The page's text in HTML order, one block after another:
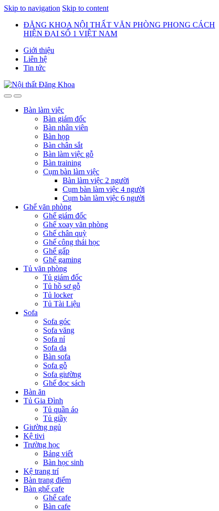
Skip to navigation Skip to content
ĐĂNG KHOA NỘI THẤT VĂN PHÒNG PHONG CÁCH
HIỆN ĐẠI SỐ 1 VIỆT NAM
Giới thiệu
Liên hệ
Tin tức
Bàn làm việc
Bàn giám đốc
Bàn nhân viên
Bàn họp
Bàn chân sắt
Bàn làm việc gỗ
Bàn training
Cụm bàn làm việc
Bàn làm việc 2 người
Cụm bàn làm việc 4 người
Cụm bàn làm việc 6 người
Ghế văn phòng
Ghế giám đốc
Ghế xoay văn phòng
Ghế chân quỳ
Ghế công thái học
Ghế gấp
Ghế gaming
Tủ văn phòng
Tủ giám đốc
Tủ hồ sơ gỗ
Tủ locker
Tủ Tài Liệu
Sofa
Sofa góc
Sofa văng
Sofa nỉ
Sofa da
Bàn sofa
Sofa gỗ
Sofa giường
Ghế đọc sách
Bàn ăn
Tủ Gia Đình
Tủ quần áo
Tủ giầy
Giường ngủ
Kệ tivi
Trường học
Bảng viết
Bàn học sinh
Kệ trang trí
Bàn trang điểm
Bàn ghế cafe
Ghế cafe
Bàn cafe